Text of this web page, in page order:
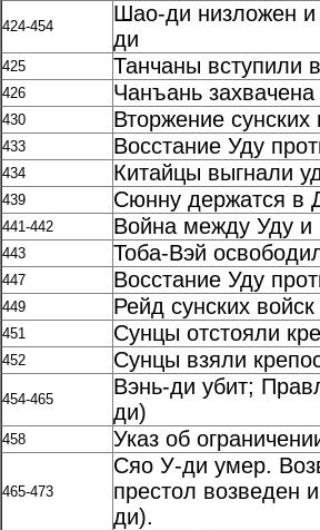
424-454
Шао-ди низложен
ди
425 Танчаны вступили
426 Чанъань захвачена
430 Вторжение
433 Восстание Уду
434 Китайцы выгнали
439 Сюнну держатся в
441-442 Война между Уду и
443 Тоба-Вэй
447 Восстание Уду
449 Рейд сунских
451 Сунцы отстояли
452 Сунцы взяли
454-465
Вэнь-ди убит;
ди)
458 Указ об
465-473
Сяо У-ди умер.
престол возведен
ди).